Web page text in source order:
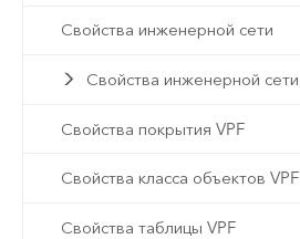
Свойства инженерной сети
Свойства инженерной сети
Свойства покрытия VPF
Свойства класса объектов VPF
Свойства таблицы VPF